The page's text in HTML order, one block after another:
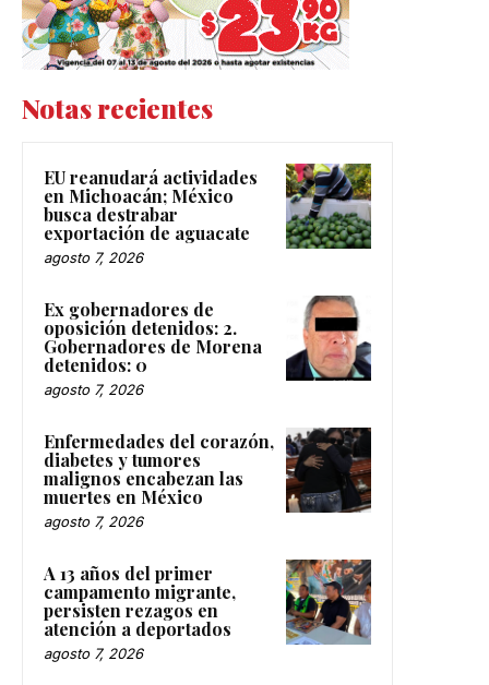
Notas recientes
EU reanudará actividades
en Michoacán; México
busca destrabar
exportación de aguacate
agosto 7, 2026
Ex gobernadores de
oposición detenidos: 2.
Gobernadores de Morena
detenidos: 0
agosto 7, 2026
Enfermedades del corazón,
diabetes y tumores
malignos encabezan las
muertes en México
agosto 7, 2026
A 13 años del primer
campamento migrante,
persisten rezagos en
atención a deportados
agosto 7, 2026